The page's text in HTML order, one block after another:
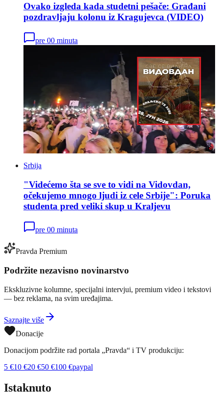
Ovako izgleda kada studetni pešače: Građani
pozdravljaju kolonu iz Kragujevca (VIDEO)
pre 00 minuta
Srbija
"Videćemo šta se sve to vidi na Vidovdan,
očekujemo mnogo ljudi iz cele Srbije": Poruka
studenta pred veliki skup u Kraljevu
pre 00 minuta
Pravda Premium
Podržite nezavisno novinarstvo
Ekskluzivne kolumne, specijalni intervjui, premium video i tekstovi
— bez reklama, na svim uređajima.
Saznajte više
Donacije
Donacijom podržite rad portala „Pravda“ i TV produkciju:
5 €10 €20 €50 €100 €paypal
Istaknuto